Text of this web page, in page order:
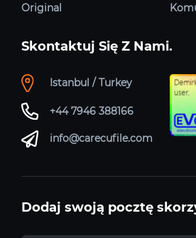
Original
Skontaktuj Się Z Nami.
Istanbul / Turkey
+44 7946 388166
info@carecufile.com
Dodaj swoją pocztę